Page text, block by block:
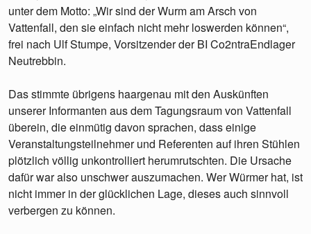
unter dem Motto: „Wir sind der Wurm am Arsch von
Vattenfall, den sie einfach nicht mehr loswerden können“,
frei nach Ulf Stumpe, Vorsitzender der BI Co2ntraEndlager
Neutrebbin.
Das stimmte übrigens haargenau mit den Auskünften
unserer Informanten aus dem Tagungsraum von Vattenfall
überein, die einmütig davon sprachen, dass einige
Veranstaltungsteilnehmer und Referenten auf ihren Stühlen
plötzlich völlig unkontrolliert herumrutschten. Die Ursache
dafür war also unschwer auszumachen. Wer Würmer hat, ist
nicht immer in der glücklichen Lage, dieses auch sinnvoll
verbergen zu können.